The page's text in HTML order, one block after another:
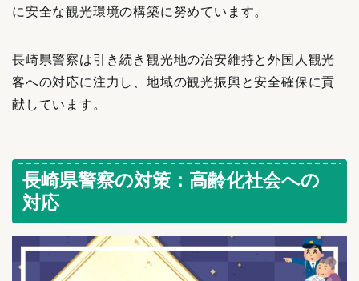
に安全な観光環境の構築に努めています。
長崎県警察は引き続き観光地の治安維持と外国人観光
客への対応に注力し、地域の観光振興と安全確保に貢
献しています。
長崎県警察の対策：高齢化社会への
対応